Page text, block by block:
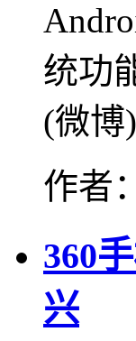
统功
(微博
作者
360
兴